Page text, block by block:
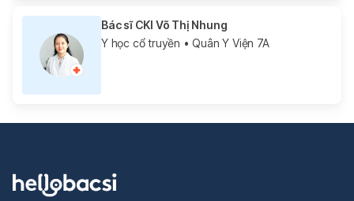
Bác sĩ CKI Võ Thị Nhung
Y học cổ truyền • Quân Y Viện 7A